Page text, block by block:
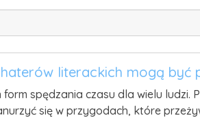
literackich mogą być
spędzania czasu dla wielu ludzi.
się w przygodach, które